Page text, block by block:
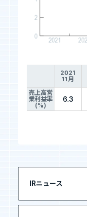
2021
11月
売上高営
業利益率
(%)
6.3
IRニュース